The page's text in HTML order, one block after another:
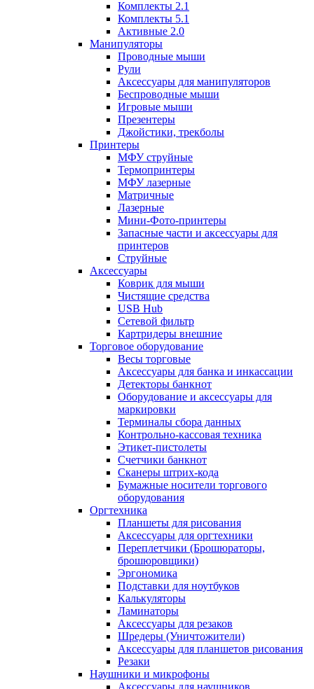
Комплекты 2.1
Комплекты 5.1
Активные 2.0
Манипуляторы
Проводные мыши
Рули
Аксессуары для манипуляторов
Беспроводные мыши
Игровые мыши
Презентеры
Джойстики, трекболы
Принтеры
МФУ струйные
Термопринтеры
МФУ лазерные
Матричные
Лазерные
Мини-Фото-принтеры
Запасные части и аксессуары для
принтеров
Струйные
Аксессуары
Коврик для мыши
Чистящие средства
USB Hub
Сетевой фильтр
Картридеры внешние
Торговое оборудование
Весы торговые
Аксессуары для банка и инкассации
Детекторы банкнот
Оборудование и аксессуары для
маркировки
Терминалы сбора данных
Контрольно-кассовая техника
Этикет-пистолеты
Счетчики банкнот
Сканеры штрих-кода
Бумажные носители торгового
оборудования
Оргтехника
Планшеты для рисования
Аксессуары для оргтехники
Переплетчики (Брошюраторы,
брошюровщики)
Эргономика
Подставки для ноутбуков
Калькуляторы
Ламинаторы
Аксессуары для резаков
Шредеры (Уничтожители)
Аксессуары для планшетов рисования
Резаки
Наушники и микрофоны
Аксессуары для наушников